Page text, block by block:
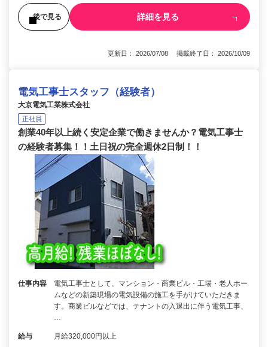
後で見る 詳細を見る
更新日： 2026/07/08 掲載終了日： 2026/10/09
電気工事士スタッフ（経験者）
大京電気工業株式会社
正社員
創業40年以上続く安定企業で働きませんか？電気工事士
の経験者募集！！土日祝の完全週休2日制！！
仕事内容
電気工事士として、マンション・商業ビル・工場・老人ホー
ムなどの新築現場の電気設備の施工を手がけていただきま
す。商業ビルなどでは、テナントの入退出に伴う電気工事、
…
給与 月給320,000円以上